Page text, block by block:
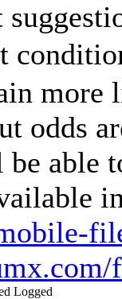
more
odds
able
Logged